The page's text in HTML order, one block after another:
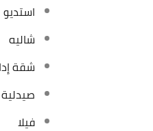
استديو
شاليه
شقة
صيدلية
فيلا